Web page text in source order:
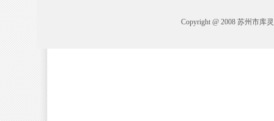
Copyright @ 2008 苏州市库